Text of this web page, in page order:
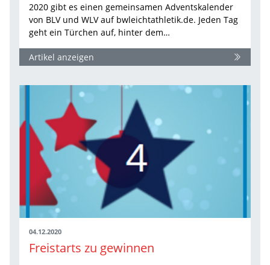
2020 gibt es einen gemeinsamen Adventskalender
von BLV und WLV auf bwleichtathletik.de. Jeden Tag
geht ein Türchen auf, hinter dem…
Artikel anzeigen
04.12.2020
Freistarts zu gewinnen